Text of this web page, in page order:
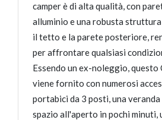
camper è di alta qualità, con
alluminio e una robusta
il tetto e la parete posteriore,
per affrontare qualsiasi
Essendo un ex-noleggio, questo
viene fornito con numerosi
portabici da 3 posti, una
spazio all'aperto in pochi minuti,